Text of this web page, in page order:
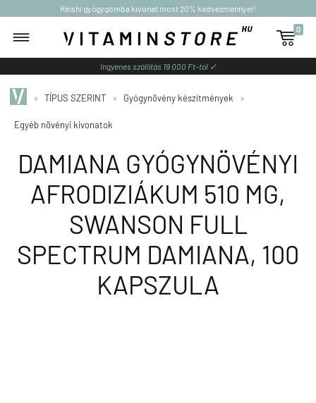
Reishi gyógygomba kivonat most 20% kedvezménnyel!

0
Ingyenes szállítás 19 000 Ft-tól ✓
» TÍPUS SZERINT » Gyógynövény készítmények »
Egyéb növényi kivonatok
DAMIANA GYÓGYNÖVÉNYI
AFRODIZIÁKUM 510 MG,
SWANSON FULL
SPECTRUM DAMIANA, 100
KAPSZULA